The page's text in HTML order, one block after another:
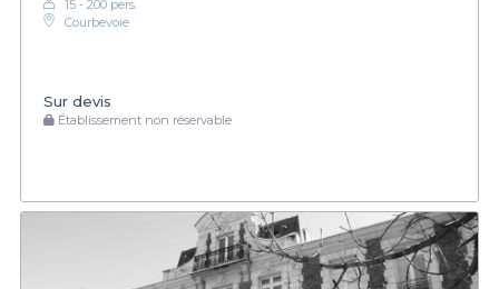
15 - 200 pers.
Courbevoie
Sur devis
Établissement non réservable